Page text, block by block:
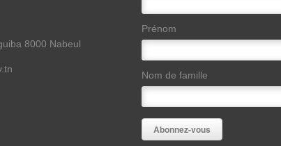
8000 Nabeul
Prénom
Nom de famille